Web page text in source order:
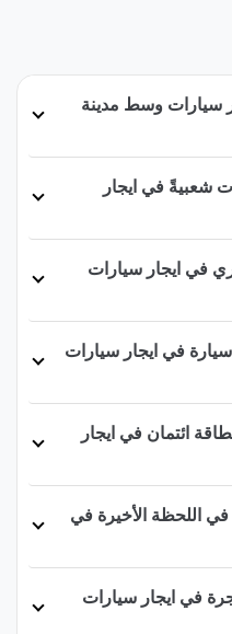
سيارات وسط مدينة
شعبيةً في ايجار
في ايجار سيارات
سيارة في ايجار سيارات
ائتمان في ايجار
اللحظة الأخيرة في
في ايجار سيارات